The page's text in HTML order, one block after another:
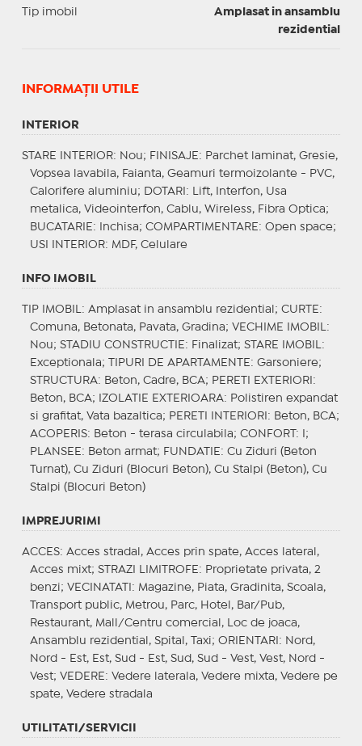
Tip imobil
Amplasat in ansamblu
rezidential
INFORMAŢII UTILE
INTERIOR
STARE INTERIOR: Nou; FINISAJE : Parchet laminat, Gresie,
Vopsea lavabila, Faianta, Geamuri termoizolante - PVC,
Calorifere aluminiu;
DOTARI : Lift, Interfon, Usa
metalica, Videointerfon, Cablu, Wireless, Fibra Optica;
BUCATARIE : Inchisa; COMPARTIMENTARE : Open space;
USI INTERIOR: MDF, Celulare
INFO IMOBIL
TIP IMOBIL : Amplasat in ansamblu rezidential; CURTE :
Comuna, Betonata, Pavata, Gradina; VECHIME IMOBIL :
Nou; STADIU CONSTRUCTIE : Finalizat; STARE IMOBIL :
Exceptionala;
TIPURI DE APARTAMENTE : Garsoniere;
STRUCTURA: Beton, Cadre, BCA; PERETI EXTERIORI :
Beton, BCA;
IZOLATIE EXTERIOARA: Polistiren expandat
si grafitat, Vata bazaltica; PERETI INTERIORI : Beton, BCA;
ACOPERIS: Beton - terasa circulabila; CONFORT : I;
PLANSEE : Beton armat; FUNDATIE : Cu Ziduri (Beton
Turnat), Cu Ziduri (Blocuri Beton), Cu Stalpi (Beton), Cu
Stalpi (Blocuri Beton)
IMPREJURIMI
ACCES: Acces stradal, Acces prin spate, Acces lateral,
Acces mixt; STRAZI LIMITROFE : Proprietate privata, 2
benzi; VECINATATI : Magazine, Piata, Gradinita, Scoala,
Transport public, Metrou, Parc, Hotel, Bar/Pub,
Restaurant, Mall/Centru comercial, Loc de joaca,
Ansamblu rezidential, Spital, Taxi; ORIENTARI : Nord,
Nord - Est, Est, Sud - Est, Sud, Sud - Vest, Vest, Nord -
Vest; VEDERE : Vedere laterala, Vedere mixta, Vedere pe
spate, Vedere stradala
UTILITATI/SERVICII